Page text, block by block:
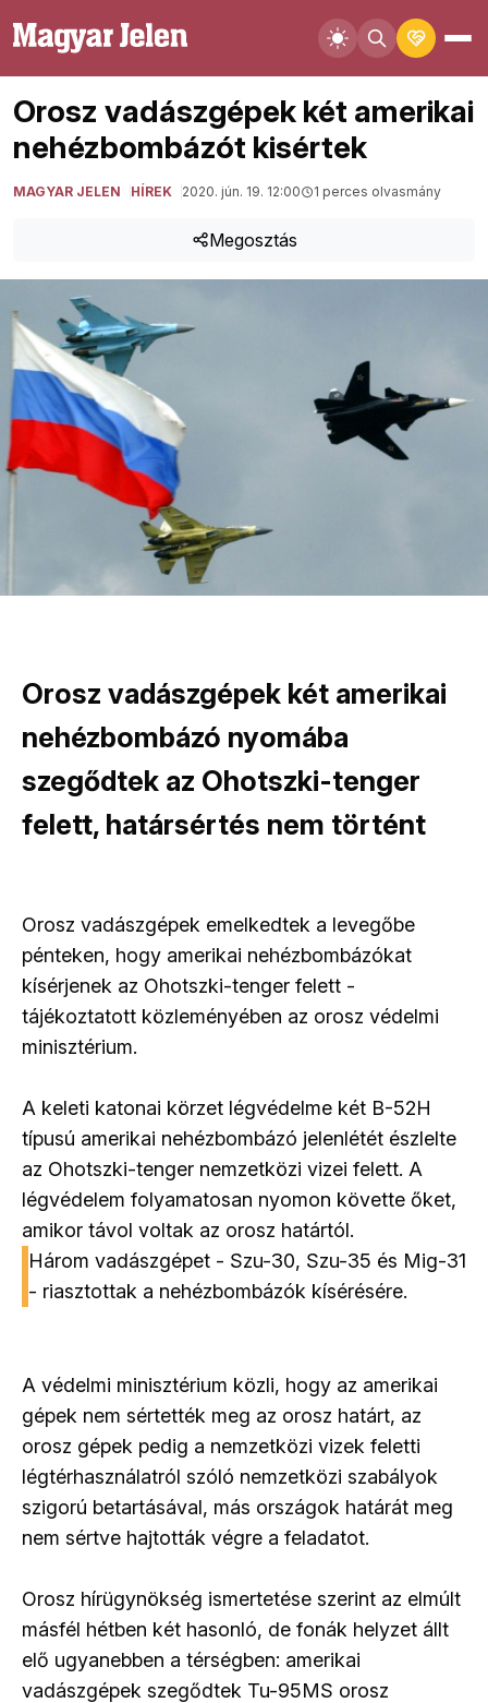
Orosz vadászgépek két amerikai
nehézbombázót kisértek
MAGYAR JELEN HÍREK 2020. jún. 19. 12:00 1 perces olvasmány
Megosztás
Orosz vadászgépek két amerikai
nehézbombázó nyomába
szegődtek az Ohotszki-tenger
felett, határsértés nem történt
Orosz vadászgépek emelkedtek a levegőbe
pénteken, hogy amerikai nehézbombázókat
kísérjenek az Ohotszki-tenger felett -
tájékoztatott közleményében az orosz védelmi
minisztérium.
A keleti katonai körzet légvédelme két B-52H
típusú amerikai nehézbombázó jelenlétét észlelte
az Ohotszki-tenger nemzetközi vizei felett. A
légvédelem folyamatosan nyomon követte őket,
amikor távol voltak az orosz határtól.
Három vadászgépet - Szu-30, Szu-35 és Mig-31
- riasztottak a nehézbombázók kísérésére.
A védelmi minisztérium közli, hogy az amerikai
gépek nem sértették meg az orosz határt, az
orosz gépek pedig a nemzetközi vizek feletti
légtérhasználatról szóló nemzetközi szabályok
szigorú betartásával, más országok határát meg
nem sértve hajtották végre a feladatot.
Orosz hírügynökség ismertetése szerint az elmúlt
másfél hétben két hasonló, de fonák helyzet állt
elő ugyanebben a térségben: amerikai
vadászgépek szegődtek Tu-95MS orosz